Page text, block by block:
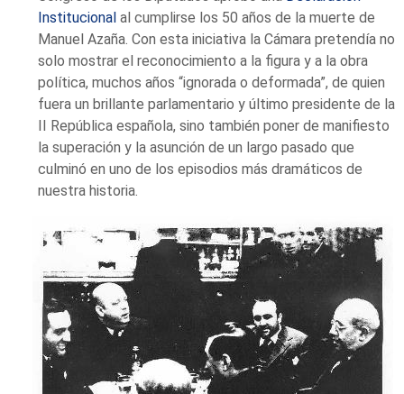
Institucional al cumplirse los 50 años de la muerte de
Manuel Azaña. Con esta iniciativa la Cámara pretendía no
solo mostrar el reconocimiento a la figura y a la obra
política, muchos años “ignorada o deformada”, de quien
fuera un brillante parlamentario y último presidente de la
II República española, sino también poner de manifiesto
la superación y la asunción de un largo pasado que
culminó en uno de los episodios más dramáticos de
nuestra historia.